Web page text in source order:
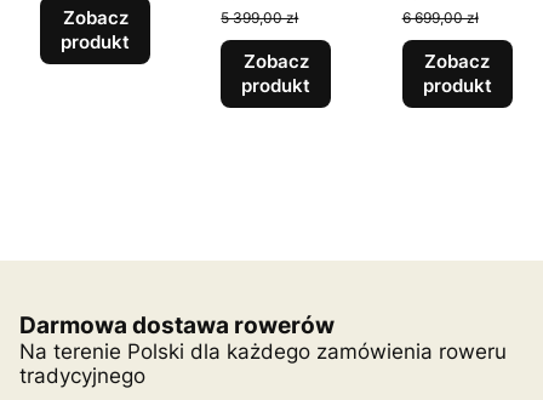
Srebrny/Ni
ebieski/Cz
arny
Zobacz
produkt
Carmine
Fade
5 399,00 zł
Zobacz
produkt
6 699,00 zł
Zobacz
produkt
Darmowa dostawa rowerów
Na terenie Polski dla każdego zamówienia roweru
tradycyjnego